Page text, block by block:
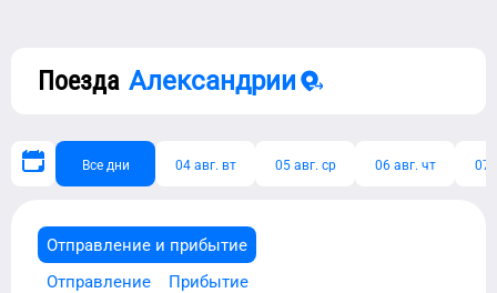
Поезда Александрии
Все дни 04 авг. вт 05 авг. ср 06 авг. чт 07
Отправление и прибытие
Отправление
Прибытие